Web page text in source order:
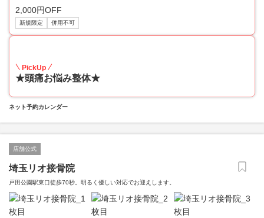
2,000円OFF
新規限定 併用不可
PickUp
★頭痛お悩み整体★
ネット予約カレンダー
店舗公式
埼玉リオ接骨院
戸田公園駅東口徒歩70秒。明るく優しい対応でお迎えします。